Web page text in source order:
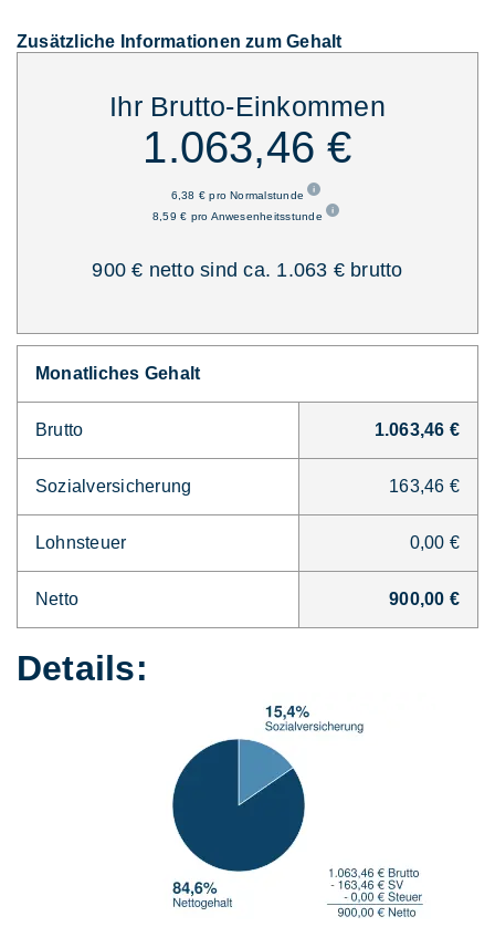
Zusätzliche Informationen zum Gehalt
Ihr Brutto-Einkommen
1.063,46 €
6,38 € pro Normalstunde
8,59 € pro Anwesenheitsstunde
900 € netto sind ca. 1.063 € brutto
Monatliches Gehalt
Brutto 1.063,46 €
Sozialversicherung 163,46 €
Lohnsteuer 0,00 €
Netto 900,00 €
Details: